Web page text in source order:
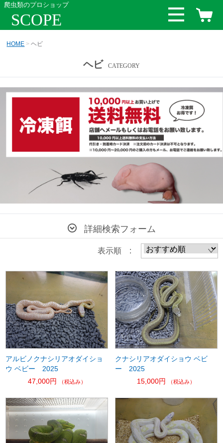
爬虫類のプロショップ
SCOPE
HOME ヘビ
ヘビ CATEGORY
詳細検索フォーム
表示順 :
アルビノクナシリアオダイショ
ウ ベビー 2025
47,000円
（税込み）
クナシリアオダイショウ ベビ
ー 2025
15,000円
（税込み）